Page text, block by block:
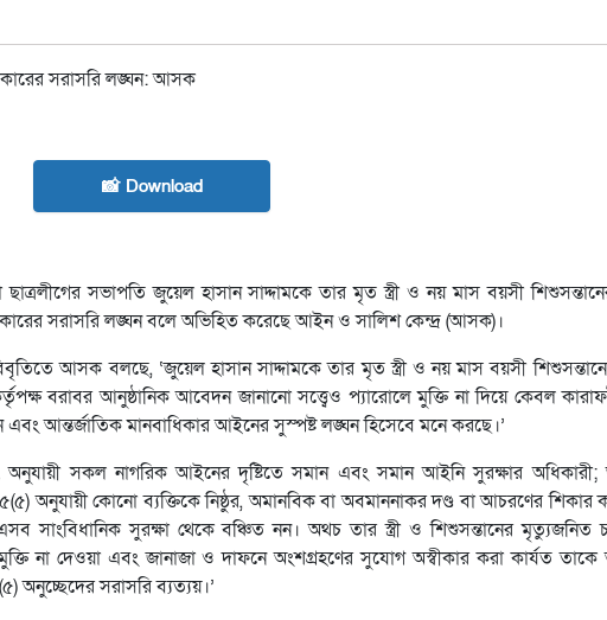
📸 Download
সভাপতি জুয়েল হাসান সাদ্দামকে তার মৃত স্ত্রী ও নয় মাস বয়সী
সরাসরি লঙ্ঘন বলে অভিহিত করেছে আইন ও সালিশ কেন্দ্র (আসক)।
আসক বলছে, ‘জুয়েল হাসান সাদ্দামকে তার মৃত স্ত্রী ও নয় মাস বয়সী
বরাবর আনুষ্ঠানিক আবেদন জানানো সত্ত্বেও প্যারোলে মুক্তি না দিয়ে কেবল
আন্তর্জাতিক মানবাধিকার আইনের সুস্পষ্ট লঙ্ঘন হিসেবে মনে করছে।’
অনুযায়ী সকল নাগরিক আইনের দৃষ্টিতে সমান এবং সমান আইনি সুরক্ষার
অনুযায়ী কোনো ব্যক্তিকে নিষ্ঠুর, অমানবিক বা অবমাননাকর দণ্ড বা আচরণের শিকার
সাংবিধানিক সুরক্ষা থেকে বঞ্চিত নন। অথচ তার স্ত্রী ও শিশুসন্তানের মৃত্যুজনিত
না দেওয়া এবং জানাজা ও দাফনে অংশগ্রহণের সুযোগ অস্বীকার করা কার্যত
অনুচ্ছেদের সরাসরি ব্যত্যয়।’